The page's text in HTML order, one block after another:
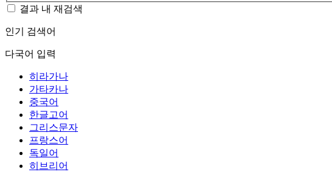
결과 내 재검색
인기 검색어
다국어 입력
히라가나
가타카나
중국어
한글고어
그리스문자
프랑스어
독일어
히브리어